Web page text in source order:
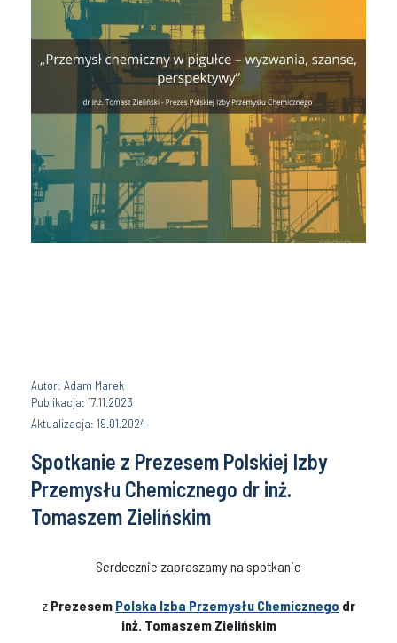
Autor: Adam Marek
Publikacja: 17.11.2023
Aktualizacja: 19.01.2024
Spotkanie z Prezesem Polskiej Izby
Przemysłu Chemicznego dr inż.
Tomaszem Zielińskim
Serdecznie zapraszamy na spotkanie
z Prezesem Polska Izba Przemysłu Chemicznego dr
inż. Tomaszem Zielińskim